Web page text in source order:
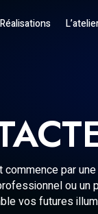
Réalisations
par
ou un
vos futures